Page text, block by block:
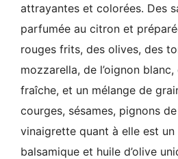
attrayantes et colorées. Des
parfumée au citron et
rouges frits, des olives, des
mozzarella, de l’oignon
fraîche, et un mélange de
courges, sésames, pignons
vinaigrette quant à elle est
balsamique et huile d’olive